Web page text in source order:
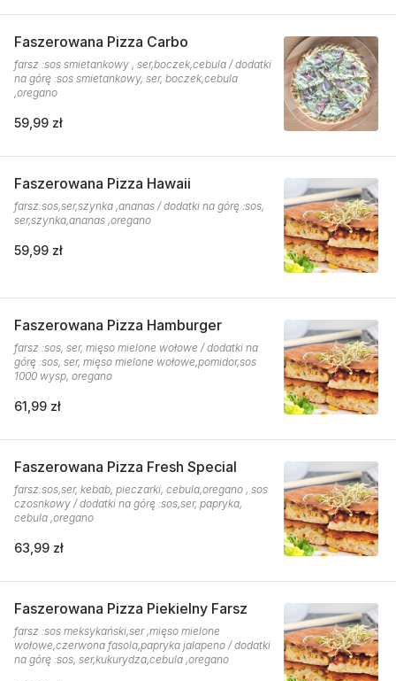
Faszerowana Pizza Carbo
farsz :sos smietankowy , ser,boczek,cebula / dodatki
na górę :sos smietankowy, ser, boczek,cebula
,oregano
59,99 zł
Faszerowana Pizza Hawaii
farsz:sos,ser,szynka ,ananas / dodatki na górę :sos,
ser,szynka,ananas ,oregano
59,99 zł
Faszerowana Pizza Hamburger
farsz :sos, ser, mięso mielone wołowe / dodatki na
górę :sos, ser, mięso mielone wołowe,pomidor,sos
1000 wysp, oregano
61,99 zł
Faszerowana Pizza Fresh Special
farsz:sos,ser, kebab, pieczarki, cebula,oregano , sos
czosnkowy / dodatki na górę :sos,ser, papryka,
cebula ,oregano
63,99 zł
Faszerowana Pizza Piekielny Farsz
farsz :sos meksykański,ser ,mięso mielone
wołowe,czerwona fasola,papryka jalapeno / dodatki
na górę :sos, ser,kukurydza,cebula ,oregano